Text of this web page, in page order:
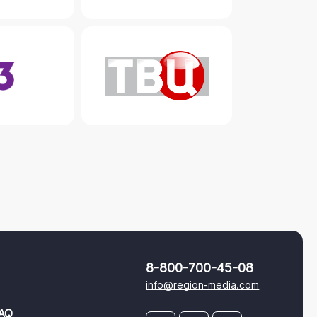
8-800-700-45-08
info@region-media.com